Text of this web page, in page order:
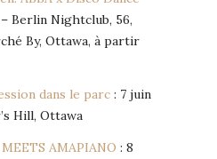
Berlin Nightclub, 56,
By, Ottawa, à partir
dans le parc : 7 juin
Hill, Ottawa
AMAPIANO : 8